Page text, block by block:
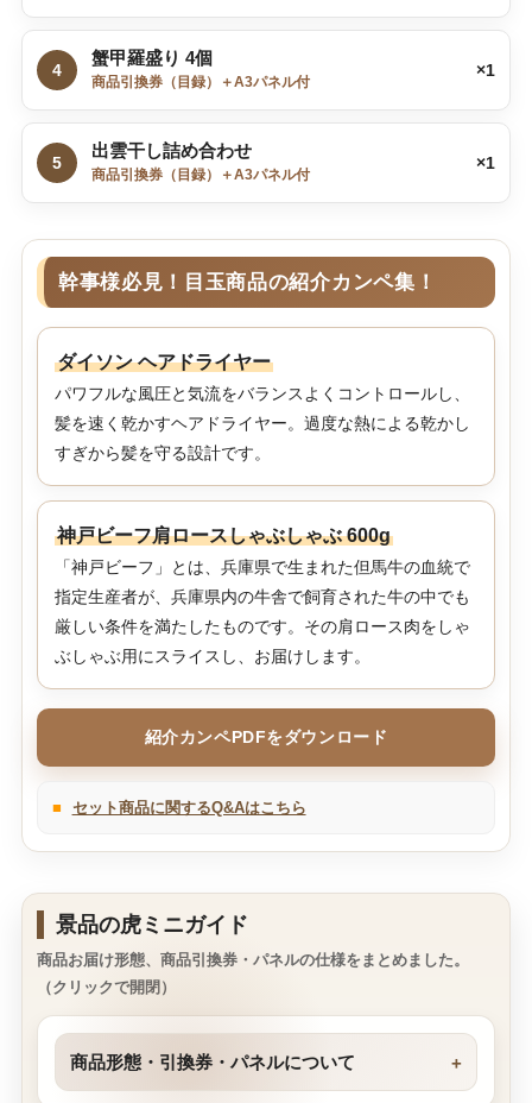
4
蟹甲羅盛り 4個
商品引換券（目録）＋A3パネル付
×1
5
出雲干し詰め合わせ
商品引換券（目録）＋A3パネル付
×1
幹事様必見！目玉商品の紹介カンペ集！
ダイソン ヘアドライヤー
パワフルな風圧と気流をバランスよくコントロールし、
髪を速く乾かすヘアドライヤー。過度な熱による乾かし
すぎから髪を守る設計です。
神戸ビーフ肩ロースしゃぶしゃぶ 600g
「神戸ビーフ」とは、兵庫県で生まれた但馬牛の血統で
指定生産者が、兵庫県内の牛舎で飼育された牛の中でも
厳しい条件を満たしたものです。その肩ロース肉をしゃ
ぶしゃぶ用にスライスし、お届けします。
紹介カンペPDFをダウンロード
■ セット商品に関するQ&Aはこちら
景品の虎ミニガイド
商品お届け形態、商品引換券・パネルの仕様をまとめました。
（クリックで開閉）
商品形態・引換券・パネルについて